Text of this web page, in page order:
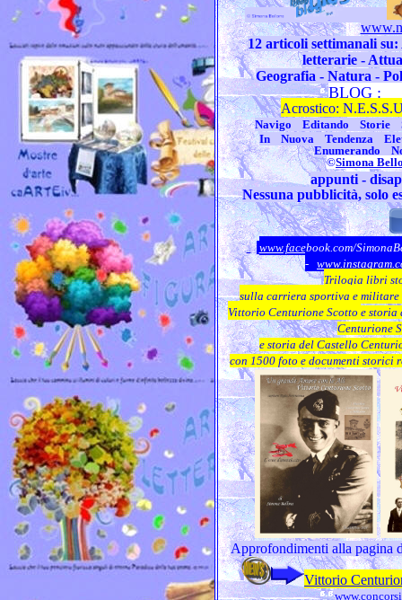
12 articoli settimanali
letterarie -
Geografia - Natura -
BLOG :
Acrostico:
Navigo Editando Storie
In Nuova Tendenza
Enumerando
©Simona
appunti -
Nessuna pubblicità, solo
www.facebook.com/
-
Trilogia libri
sulla carriera sportiva e
Vittorio Centurione Scotto e storia
Centurione
e storia del Castello
con 1500 foto e documenti storici
Approfondimenti alla pagina
Vittorio